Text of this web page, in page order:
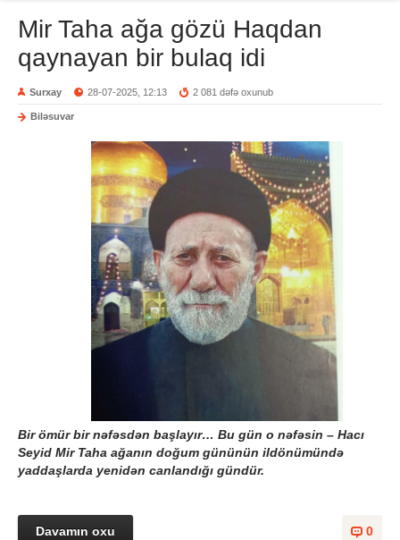
Mir Taha ağa gözü Haqdan
qaynayan bir bulaq idi
Surxay 28-07-2025, 12:13 2 081 dəfə oxunub
Biləsuvar
Bir ömür bir nəfəsdən başlayır… Bu gün o nəfəsin – Hacı
Seyid Mir Taha ağanın doğum gününün ildönümündə
yaddaşlarda yenidən canlandığı gündür.
0
Davamın oxu